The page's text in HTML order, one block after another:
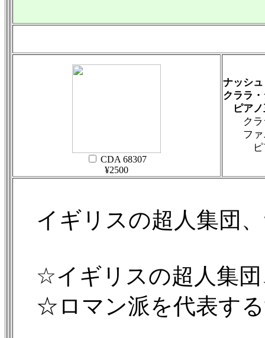
CDA 68307
¥2500
ナッシ
クララ
ピアノ
クララ
ファニ
ピアノ
イギリスの超人集団
☆イギリスの超人集団
☆ロマン派を代表する